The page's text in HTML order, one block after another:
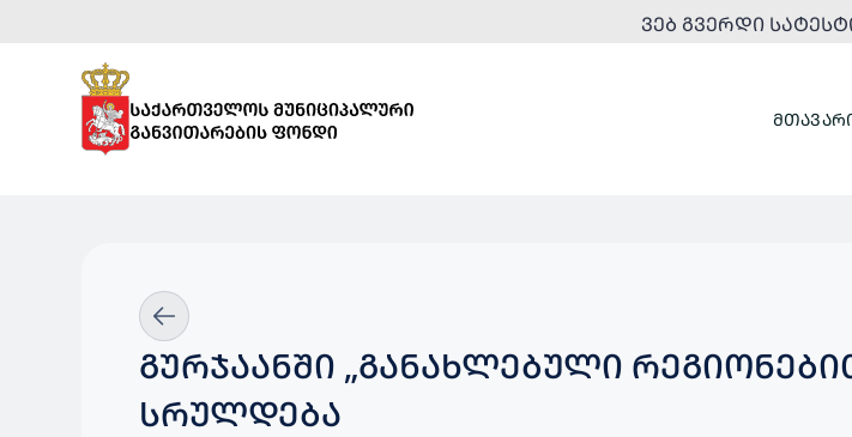
ᲕᲔᲑ ᲒᲕᲔᲠᲓᲘ
ᲒᲣᲠᲯᲐᲐᲜᲨᲘ „ᲒᲐᲜᲐᲮᲚᲔᲑᲣᲚᲘ ᲠᲔᲒᲘᲝᲜᲔᲑᲘᲗ“ ᲓᲐᲤᲘᲜᲐᲜᲡᲔᲑᲣᲚᲘ ᲞᲠᲝᲔᲥᲢᲔᲑᲘ
ᲡᲠᲣᲚᲓᲔᲑᲐ